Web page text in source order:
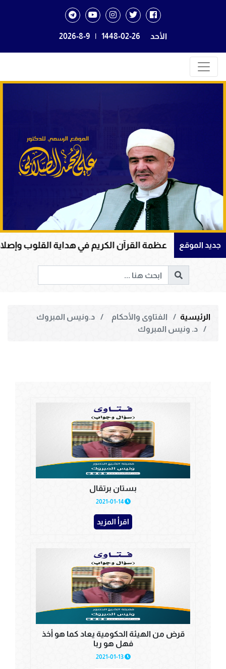
الأحد 1448-02-26
|
2026-8-9
جديد الموقع
عظمة القرآن الكريم في هداية القلوب وإصلاح المجتمعات
الرئيسية الفتاوى والأحكام
د.ونيس المبروك
د. ونيس المبروك
بستان برتقال
2021-01-14
اقرأ المزيد
قرض من الهيئة الحكومية يعاد كما هو أخذ
فهل هو ربا
2021-01-13